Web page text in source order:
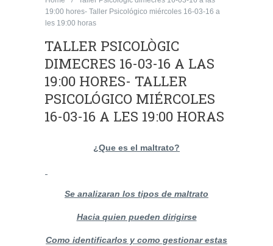
19:00 hores- Taller Psicológico miércoles ‎16-03-16 a
les 19:00 horas
TALLER PSICOLÒGIC
DIMECRES 16-03-16 A LAS
19:00 HORES- TALLER
PSICOLÓGICO MIÉRCOLES
‎16-03-16 A LES 19:00 HORAS
¿Que es el maltrato?
Se analizaran los tipos de maltrato
Hacia quien pueden dirigirse
Como identificarlos y como gestionar estas